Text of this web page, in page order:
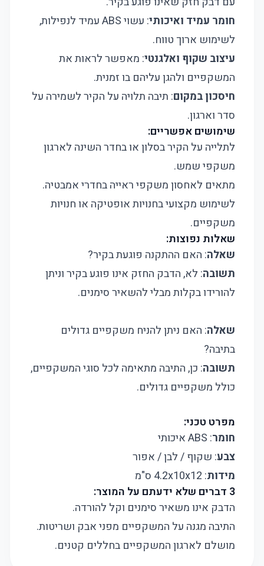
חומר עמיד ואיכותי
: עשוי ABS עמיד לנפילות,
לשימוש ארוך טווח.
עיצוב שקוף ואלגנטי: מאפשר לראות את
המשקפיים ולהגן עליהם בו זמנית.
חיסכון במקום: תיבה תלויה על הקיר לשמירה על
סדר וארגון.
שימושים אפשריים:
לתלייה על הקיר בסלון או בחדר השינה לארגון
משקפי שמש.
מתאים לאחסון משקפי ראייה בחדרי אמבטיה.
לשימוש מקצועי בחנויות אופטיקה או חנויות
משקפיים.
שאלות נפוצות:
שאלה: האם ההתקנה פוגעת בקיר?
תשובה: לא, הדבק החזק אינו פוגע בקיר וניתן
להורידו בקלות מבלי להשאיר סימנים.
שאלה: האם ניתן להניח משקפיים גדולים
בתיבה?
תשובה: כן, התיבה מתאימה לכל סוגי המשקפיים,
כולל משקפיים גדולים.
מפרט טכני:
חומר: ABS איכותי
צבע: שקוף / לבן / אפור
מידות: 4.2x10x12 ס"מ​
3 דברים שלא ידעתם על המוצר:
הדבק אינו משאיר סימנים וקל להורדה.
התיבה מגנה על המשקפיים מפני אבק ושריטות.
מושלם לארגון המשקפיים בחללים קטנים.